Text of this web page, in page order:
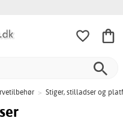
> Stiger, stilladser og